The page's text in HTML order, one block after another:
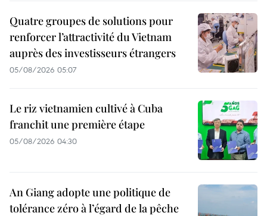
Quatre groupes de solutions pour
renforcer l’attractivité du Vietnam
auprès des investisseurs étrangers
05/08/2026 05:07
Le riz vietnamien cultivé à Cuba
franchit une première étape
05/08/2026 04:30
An Giang adopte une politique de
tolérance zéro à l’égard de la pêche